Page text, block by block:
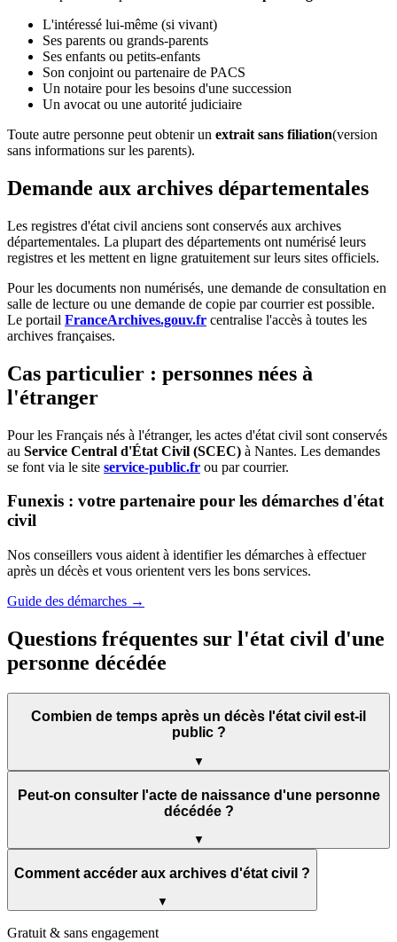
L'intéressé lui-même (si vivant)
Ses parents ou grands-parents
Ses enfants ou petits-enfants
Son conjoint ou partenaire de PACS
Un notaire pour les besoins d'une succession
Un avocat ou une autorité judiciaire
Toute autre personne peut obtenir un extrait sans filiation(version
sans informations sur les parents).
Demande aux archives départementales
Les registres d'état civil anciens sont conservés aux archives
départementales. La plupart des départements ont numérisé leurs
registres et les mettent en ligne gratuitement sur leurs sites officiels.
Pour les documents non numérisés, une demande de consultation en
salle de lecture ou une demande de copie par courrier est possible.
Le portail FranceArchives.gouv.fr centralise l'accès à toutes les
archives françaises.
Cas particulier : personnes nées à
l'étranger
Pour les Français nés à l'étranger, les actes d'état civil sont conservés
au Service Central d'État Civil (SCEC) à Nantes. Les demandes
se font via le site service-public.fr ou par courrier.
Funexis : votre partenaire pour les démarches d'état
civil
Nos conseillers vous aident à identifier les démarches à effectuer
après un décès et vous orientent vers les bons services.
Guide des démarches →
Questions fréquentes sur l'état civil d'une
personne décédée
Combien de temps après un décès l'état civil est-il
public ?
▼
Peut-on consulter l'acte de naissance d'une personne
décédée ?
▼
Comment accéder aux archives d'état civil ?
▼
Gratuit & sans engagement